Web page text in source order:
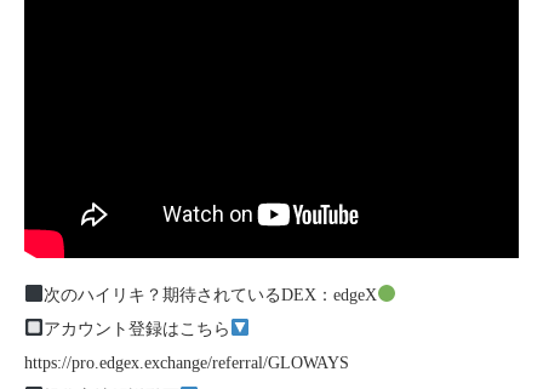
次のハイリキ？期待されているDEX：edgeX
アカウント登録はこちら
https://pro.edgex.exchange/referral/GLOWAYS